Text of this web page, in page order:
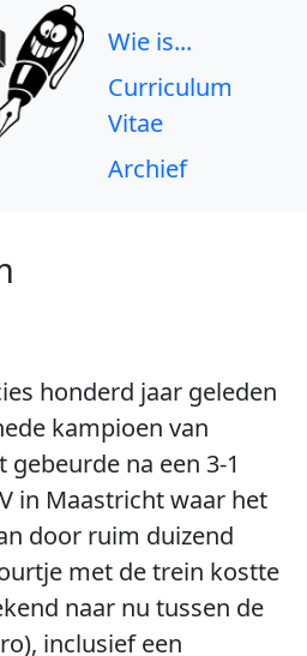
Wie is...
Curriculum
Vitae
Archief
honderd jaar geleden
kampioen van
na een 3-1
in Maastricht waar het
door ruim duizend
met de trein kostte
naar nu tussen de
inclusief een